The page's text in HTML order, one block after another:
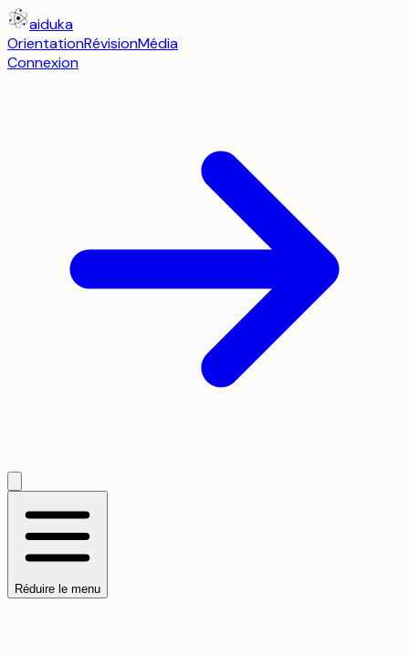
aiduka
OrientationRévisionMédia
Connexion
Réduire le menu